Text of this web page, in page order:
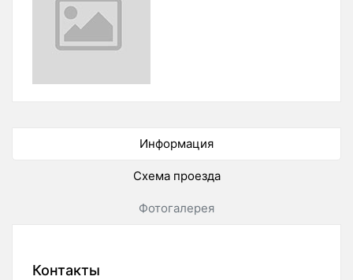
Информация
Схема проезда
Фотогалерея
Контакты